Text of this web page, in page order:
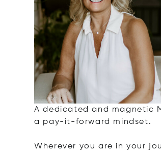
A dedicated and magnetic
a pay-it-forward mindset.
Wherever you are in your